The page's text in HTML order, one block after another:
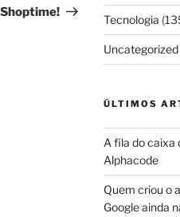
post
Tecnologia
Uncategorized
ÚLTIMOS
A fila do caixa
Alphacode
Quem criou o
Google ainda